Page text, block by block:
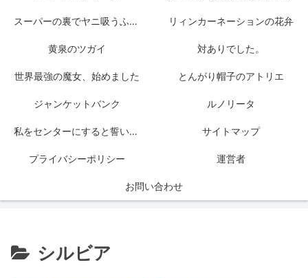
スーパーの裏でヤニ吸うふたり リィンカーネーションの花弁
黄泉のツガイ 対ありでした。
世界最強の魔女、始めました とんがり帽子のアトリエ
ジャンケットバンク ルノリータ
私をセンターにすると誓いますか？ サイトマップ
プライバシーポリシー 運営者
お問い合わせ
シルビア